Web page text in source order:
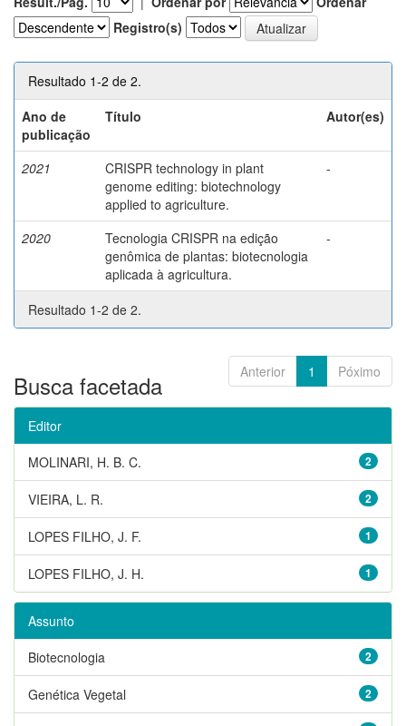
Registro(s)
Resultado 1-2 de 2.
Ano de
publicação
Título Autor(es)
2021
CRISPR technology in plant
genome editing: biotechnology
applied to agriculture.
-
2020
Tecnologia CRISPR na edição
genômica de plantas: biotecnologia
aplicada à agricultura.
-
Resultado 1-2 de 2.
Anterior 1 Póximo
Busca facetada
Editor
2
MOLINARI, H. B. C.
2
VIEIRA, L. R.
1
LOPES FILHO, J. F.
1
LOPES FILHO, J. H.
Assunto
2
Biotecnologia
2
Genética Vegetal